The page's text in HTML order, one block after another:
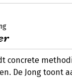
concrete
De Jong toont